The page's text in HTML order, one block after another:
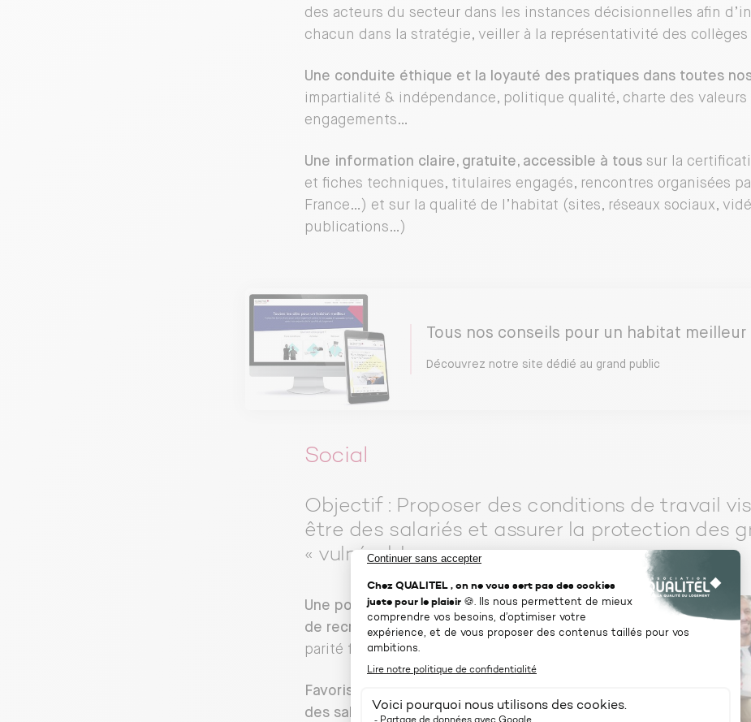
des acteurs du secteur dans les instances décisionnelles afin
chacun dans la stratégie, veiller à la représentativité des collèges
Une conduite éthique et la loyauté des pratiques dans toutes
impartialité & indépendance, politique qualité, charte des valeurs
engagements…
Une information claire, gratuite, accessible à tous sur la
et fiches techniques, titulaires engagés, rencontres organisées
France…) et sur la qualité de l’habitat (sites, réseaux sociaux,
publications…)
Tous nos conseils pour un habitat meilleur
Découvrez notre site dédié au grand public
Social
Objectif : Proposer des conditions de travail
être des salariés et assurer la protection des
« vulnérables »
Une politique de non-discrimination en termes
de recrutement et de maintien dans l’emploi :
parité femmes/hommes, handicap, séniors…
Favoriser le développement des compétences
des salariés :plan de formation ambitieux, auto-